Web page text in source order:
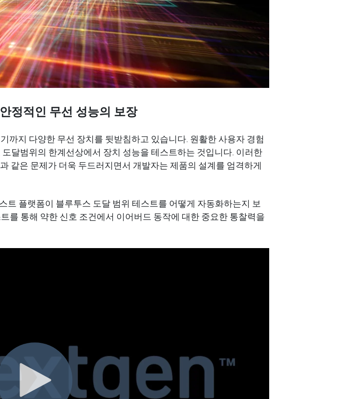
안정적인 무선 성능의 보장
까지 다양한 무선 장치를 뒷받침하고 있습니다. 원활한 사용자 경험
도달범위의 한계선상에서 장치 성능을 테스트하는 것입니다. 이러한
같은 문제가 더욱 두드러지면서 개발자는 제품의 설계를 엄격하게
트 플랫폼이 블루투스 도달 범위 테스트를 어떻게 자동화하는지 보
를 통해 약한 신호 조건에서 이어버드 동작에 대한 중요한 통찰력을